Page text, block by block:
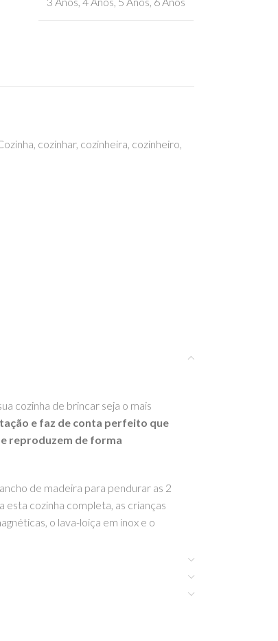
, cozinhar, cozinheira, cozinheiro,
cozinha de brincar seja o mais
e faz de conta perfeito que
reproduzem de forma
de madeira para pendurar as 2
cozinha completa, as crianças
o lava-loiça em inox e o